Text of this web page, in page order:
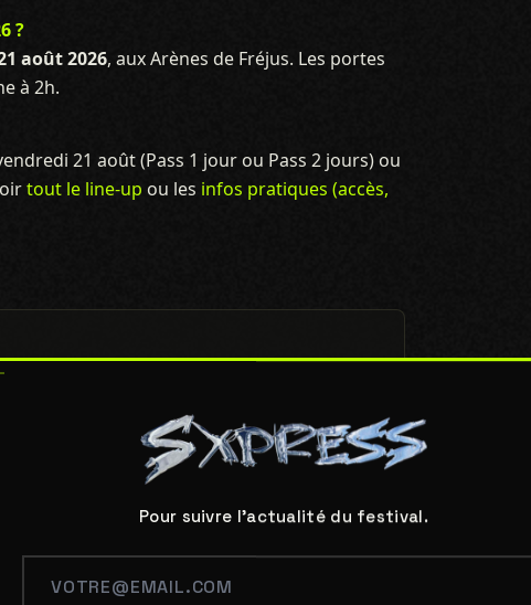
?
août 2026, aux Arènes de Fréjus. Les portes
à 2h.
21 août (Pass 1 jour ou Pass 2 jours) ou
tout le line-up ou les infos pratiques (accès,
/ Polydor (juin 2025), AMOR enchaîne les
de streams), « Obsesion », « Canción
(Ibiza, Madrid, Marrakech). Ils
août 2026, aux Arènes de Fréjus.
Pour suivre l'actualité du festival.